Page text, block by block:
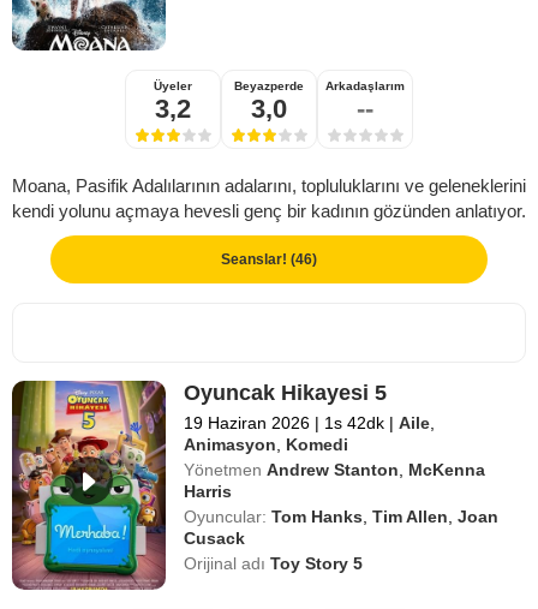
Üyeler
3,2
Beyazperde
3,0
Arkadaşlarım
--
Moana, Pasifik Adalılarının adalarını, topluluklarını ve geleneklerini
kendi yolunu açmaya hevesli genç bir kadının gözünden anlatıyor.
Seanslar! (46)
Oyuncak Hikayesi 5
19 Haziran 2026 | 1s 42dk | Aile
Animasyon
Komedi
Yönetmen Andrew Stanton
McKenna
Harris
Oyuncular: Tom Hanks ,Tim Allen ,Joan
Cusack
Orijinal adıToy Story 5